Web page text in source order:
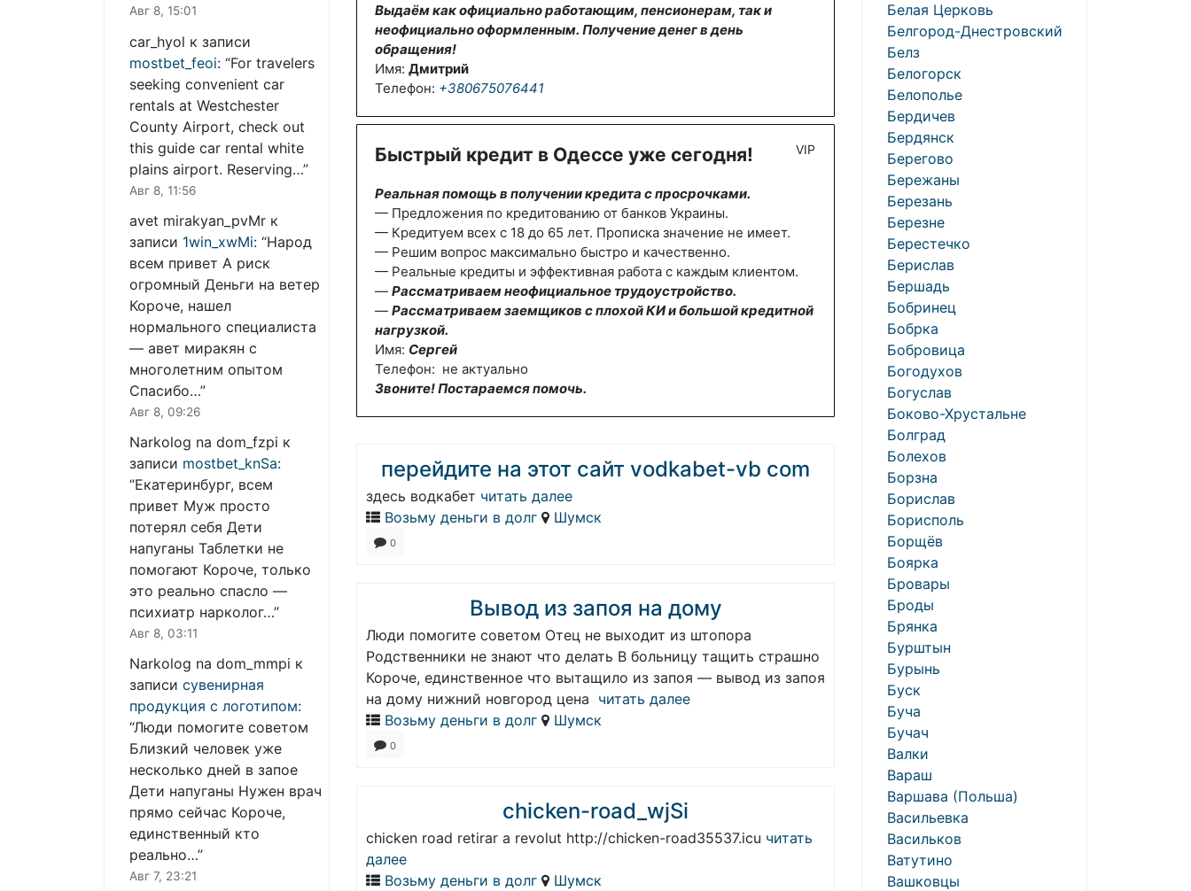
Авг 8, 15:01
car_hyol к записи
mostbet_feoi: “For travelers
seeking convenient car
rentals at Westchester
County Airport, check out
this guide car rental white
plains airport. Reserving…”
Авг 8, 11:56
avet mirakyan_pvMr к
записи 1win_xwMi: “Народ
всем привет А риск
огромный Деньги на ветер
Короче, нашел
нормального специалиста
— авет миракян с
многолетним опытом
Спасибо…”
Авг 8, 09:26
Narkolog na dom_fzpi к
записи mostbet_knSa:
“Екатеринбург, всем
привет Муж просто
потерял себя Дети
напуганы Таблетки не
помогают Короче, только
это реально спасло —
психиатр нарколог…”
Авг 8, 03:11
Narkolog na dom_mmpi к
записи сувенирная
продукция с логотипом:
“Люди помогите советом
Близкий человек уже
несколько дней в запое
Дети напуганы Нужен врач
прямо сейчас Короче,
единственный кто
реально…”
Авг 7, 23:21
Выдаём как официально работающим, пенсионерам, так и
неофициально оформленным. Получение денег в день
обращения!
Имя: Дмитрий
Телефон: +380675076441
Быстрый кредит в Одессе уже сегодня!
Реальная помощь в получении кредита с просрочками.
— Предложения по кредитованию от банков Украины.
— Кредитуем всех с 18 до 65 лет. Прописка значение не имеет.
— Решим вопрос максимально быстро и качественно.
— Реальные кредиты и эффективная работа с каждым клиентом.
— Рассматриваем неофициальное трудоустройство.
— Рассматриваем заемщиков с плохой КИ и большой кредитной
нагрузкой.
Имя: Сергей
Телефон: не актуально
Звоните! Постараемся помочь.
VIP
перейдите на этот сайт vodkabet-vb com
здесь водкабет читать далее
Возьму деньги в долг
Шумск
0
Вывод из запоя на дому
Люди помогите советом Отец не выходит из штопора
Родственники не знают что делать В больницу тащить страшно
Короче, единственное что вытащило из запоя — вывод из запоя
на дому нижний новгород цена читать далее
Возьму деньги в долг
Шумск
0
chicken-road_wjSi
chicken road retirar a revolut http://chicken-road35537.icu читать
далее
Возьму деньги в долг
Шумск
Белая Церковь
Белгород-Днестровский
Белз
Белогорск
Белополье
Бердичев
Бердянск
Берегово
Бережаны
Березань
Березне
Берестечко
Берислав
Бершадь
Бобринец
Бобрка
Бобровица
Богодухов
Богуслав
Боково-Хрустальне
Болград
Болехов
Борзна
Борислав
Борисполь
Борщёв
Боярка
Бровары
Броды
Брянка
Бурштын
Бурынь
Буск
Буча
Бучач
Валки
Вараш
Варшава (Польша)
Васильевка
Васильков
Ватутино
Вашковцы